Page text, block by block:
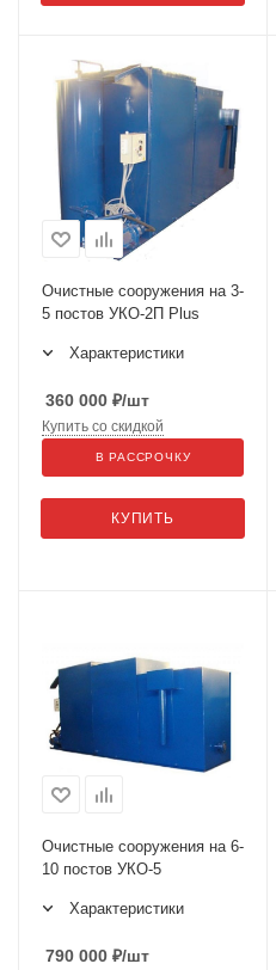
Очистные сооружения на 3-
5 постов УКО-2П Plus
Характеристики
360 000 ₽/шт
КУПИТЬ
Купить со скидкой
В РАССРОЧКУ
Очистные сооружения на 6-
10 постов УКО-5
Характеристики
790 000 ₽/шт